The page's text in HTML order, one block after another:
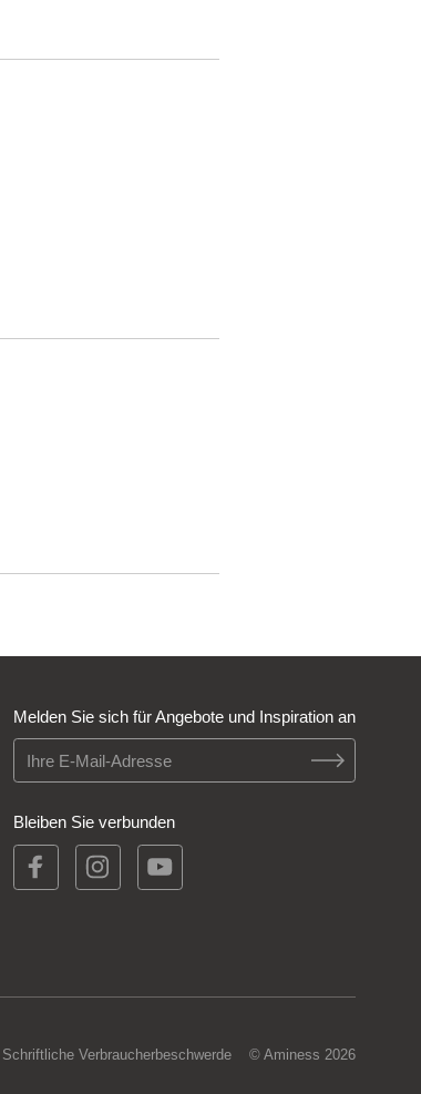
Melden Sie sich für Angebote und Inspiration an
Bleiben Sie verbunden
Schriftliche Verbraucherbeschwerde © Aminess 2026